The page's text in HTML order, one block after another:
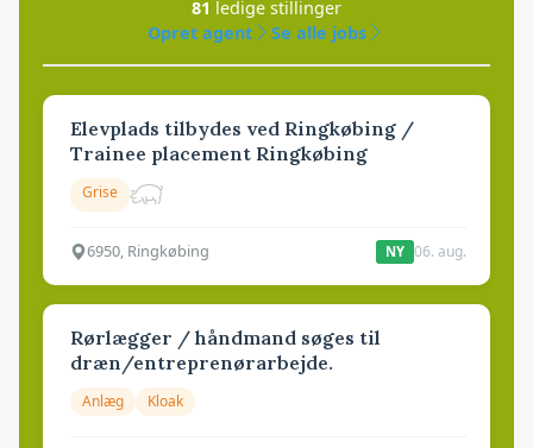
81 ledige stillinger
Opret agent
Se alle jobs
Elevplads tilbydes ved Ringkøbing /
Trainee placement Ringkøbing
Grise
6950, Ringkøbing NY 06. aug.
Rørlægger / håndmand søges til
dræn/entreprenørarbejde.
Anlæg Kloak